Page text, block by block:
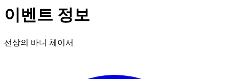
이벤트 정보
선상의 바니 체이서